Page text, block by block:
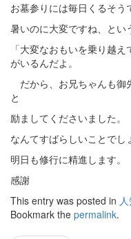
お墓参りには毎日くるそう
暑いのに大変ですね、とい
「大変なおもいを乗り越
がいるんだよ。
だから、お兄ちゃんも御
と
励ましてくださいました。
なんてすばらしいことでし
明日も修行に精進します。
感謝
This entry was posted in
Bookmark the permalink.